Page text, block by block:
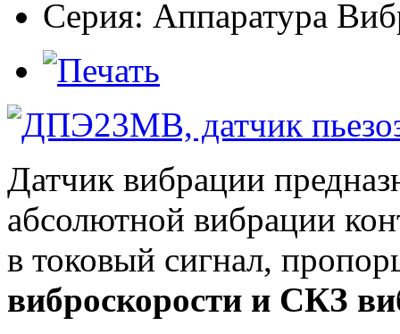
Серия: Аппаратура
Датчик вибрации
абсолютной вибрации
в токовый сигнал,
виброскорости и СКЗ